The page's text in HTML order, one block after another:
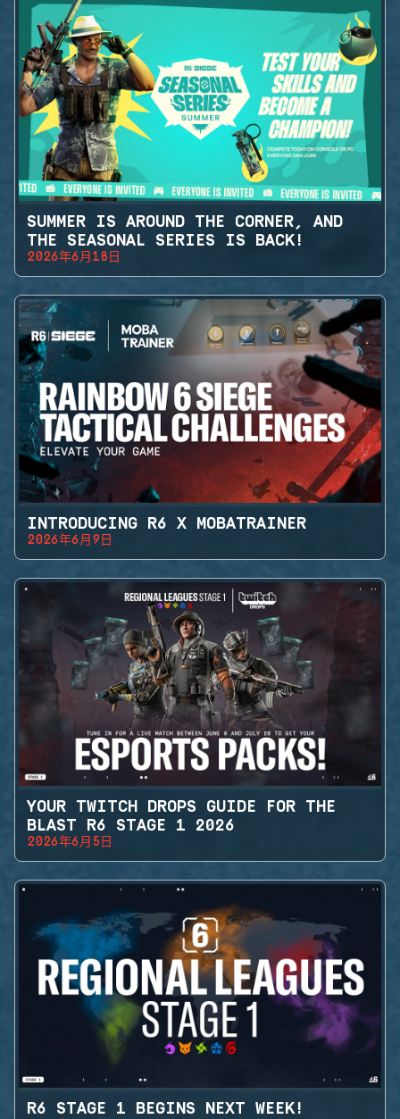
SUMMER IS AROUND THE CORNER, AND
THE SEASONAL SERIES IS BACK!
2026年6月18日
INTRODUCING R6 X MOBATRAINER
2026年6月9日
YOUR TWITCH DROPS GUIDE FOR THE
BLAST R6 STAGE 1 2026
2026年6月5日
R6 STAGE 1 BEGINS NEXT WEEK!